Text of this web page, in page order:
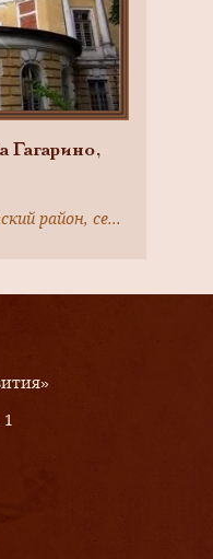
Гагарино,
Московская область, Рузский район, село Никольское